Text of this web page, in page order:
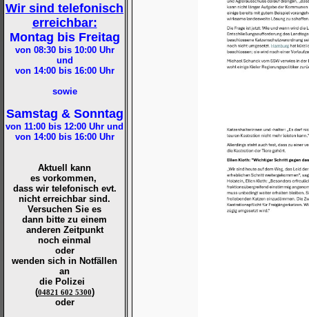
Wir sind telefonisch
erreichbar:
Montag bis Freitag
von 08:30 bis 10:00Uhr
und
von 14:00 bis 16:00Uhr
sowie
Samstag & Sonntag
von 11:00 bis 12:00 Uhr und
von 14:00 bis 16:00Uhr
Aktuell kann
es vorkommen,
dass wir telefonisch evt.
nicht erreichbar sind.
Versuchen Sie es
dann bitte zu einem
anderen Zeitpunkt
noch einmal
oder
wenden sich in Notfällen
an
die Polizei
(04821 602 5300)
oder